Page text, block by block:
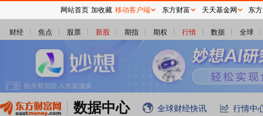
财经 焦点 股票 新股 期指 期权 行情 数据 全球
数据中心 全球财经快讯 行情中
网站首页 加收藏 移动客户端 东方财富 天天基金网 东